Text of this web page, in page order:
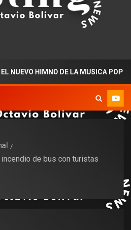
HIMNO DE LA MUSICA POPULAR
de bus con turistas